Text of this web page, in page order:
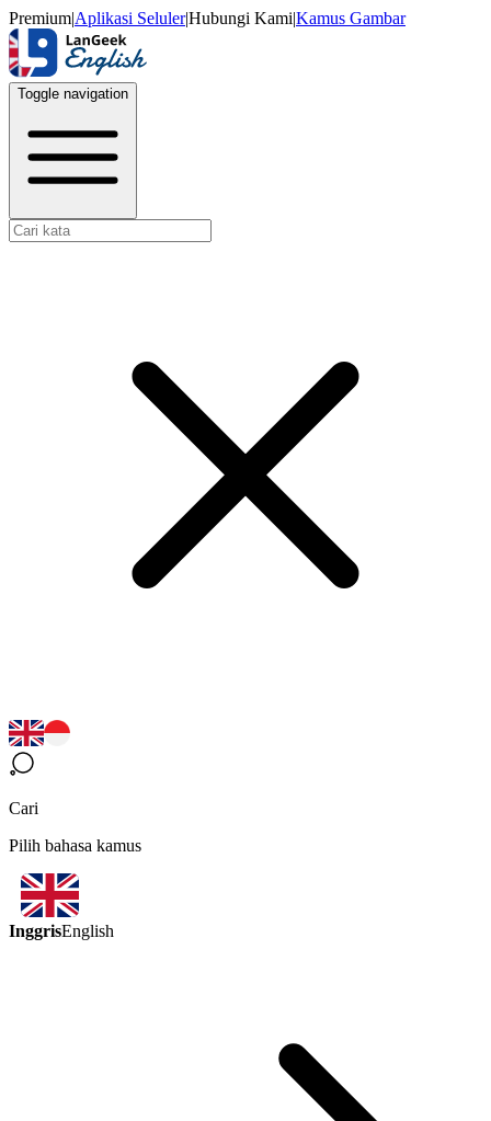
Premium|Aplikasi Seluler|Hubungi Kami|Kamus Gambar
Toggle navigation
Cari
Pilih bahasa kamus
InggrisEnglish